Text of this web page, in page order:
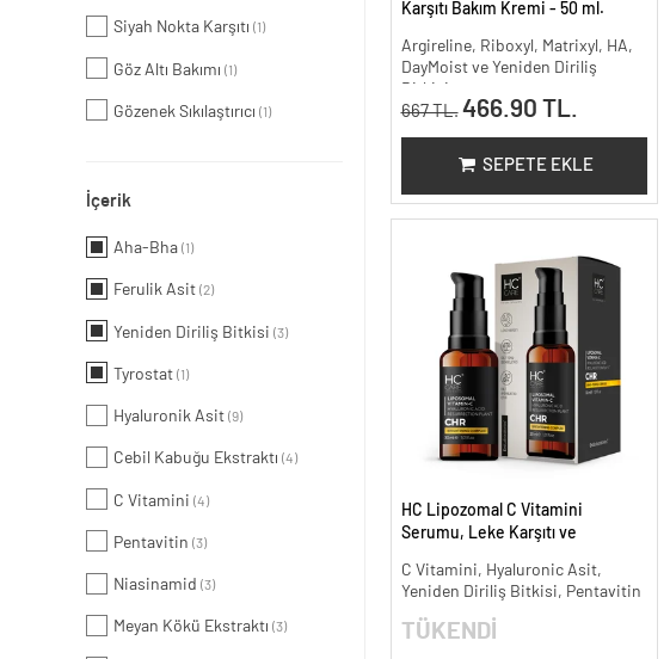
Siyah Nokta Karşıtı (1)
Göz Altı Bakımı (1)
Gözenek Sıkılaştırıcı (1)
İçerik
Aha-Bha (1)
Ferulik Asit (2)
Yeniden Diriliş Bitkisi (3)
Tyrostat (1)
Hyaluronik Asit (9)
Cebil Kabuğu Ekstraktı (4)
C Vitamini (4)
Pentavitin (3)
Niasinamid (3)
Meyan Kökü Ekstraktı (3)
Karşıtı Bakım Kremi - 50 ml.
Argireline, Riboxyl, Matrixyl, HA,
DayMoist ve Yeniden Diriliş
667 TL. 466.90 TL.
SEPETE EKLE
HC Lipozomal C Vitamini
Serumu, Leke Karşıtı ve
C Vitamini, Hyaluronic Asit,
Yeniden Diriliş Bitkisi, Pentavitin
TÜKENDİ